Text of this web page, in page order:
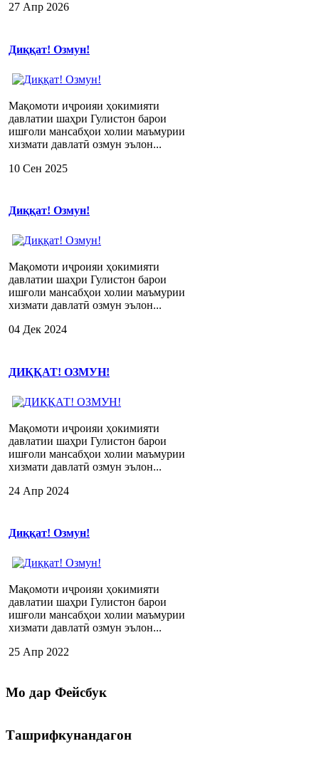
27 Апр 2026
Диққат! Озмун!
Мақомоти иҷроияи ҳокимияти
давлатии шаҳри Гулистон барои
ишғоли мансабҳои холии маъмурии
хизмати давлатӣ озмун эълон...
10 Сен 2025
Диққат! Озмун!
Мақомоти иҷроияи ҳокимияти
давлатии шаҳри Гулистон барои
ишғоли мансабҳои холии маъмурии
хизмати давлатӣ озмун эълон...
04 Дек 2024
ДИҚҚАТ! ОЗМУН!
Мақомоти иҷроияи ҳокимияти
давлатии шаҳри Гулистон барои
ишғоли мансабҳои холии маъмурии
хизмати давлатӣ озмун эълон...
24 Апр 2024
Диққат! Озмун!
Мақомоти иҷроияи ҳокимияти
давлатии шаҳри Гулистон барои
ишғоли мансабҳои холии маъмурии
хизмати давлатӣ озмун эълон...
25 Апр 2022
Мо дар Фейсбук
Ташрифкунандагон